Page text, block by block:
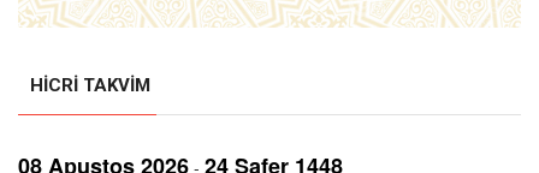
HICRI TAKVIM
08 Aрustos 2026 - 24 Safer 1448